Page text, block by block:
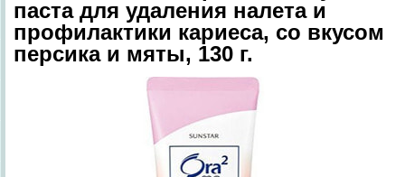
паста для удаления налета и
профилактики кариеса, со вкусом
персика и мяты, 130 г.